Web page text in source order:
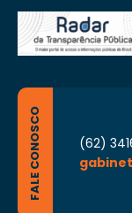
FALE CONOSCO
(62)